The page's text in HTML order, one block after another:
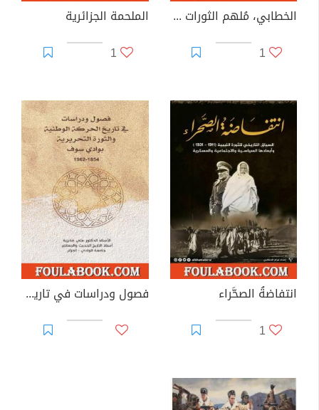
الخطابي، مُلهم الثورات المسلحة
1
الملحمة الجزائرية
1
انتفاضةُ الصحَّراء
1
فصول ودراسات في تاريخ الحركة الوطنية والثورة التحريرية بوادي سوف 1854-1962